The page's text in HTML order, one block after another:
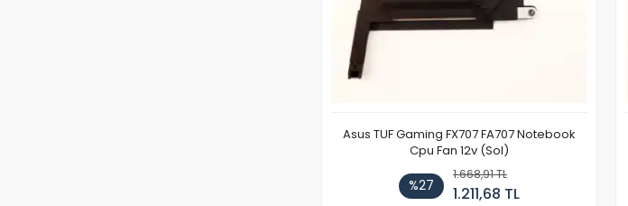
Asus TUF Gaming FX707 FA707 Notebook
Cpu Fan 12v (Sol)
%27
1.668,91 TL
1.211,68 TL